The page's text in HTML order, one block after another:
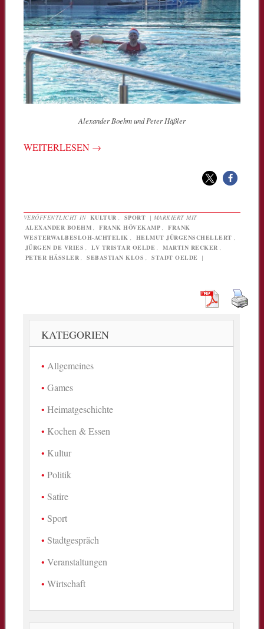
Alexander Boehm und Peter Häßler
WEITERLESEN →
VERÖFFENTLICHT IN KULTUR SPORT | MARKIERT MIT
ALEXANDER BOEHM
FRANK HÖVEKAMP
FRANK
WESTERWALBESLOH-ACHTELIK
HELMUT JÜRGENSCHELLERT
JÜRGEN DE VRIES
LV TRISTAR OELDE MARTIN RECKER
PETER HÄSSLER
SEBASTIAN KLOS STADT OELDE |
KATEGORIEN
Allgemeines
Games
Heimatgeschichte
Kochen & Essen
Kultur
Politik
Satire
Sport
Stadtgespräch
Veranstaltungen
Wirtschaft